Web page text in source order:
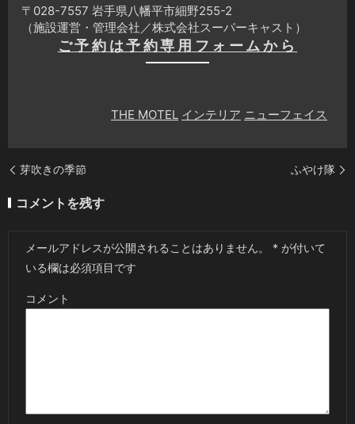
〒028-7557 岩手県八幡平市細野255-2
（施設運営・管理会社／株式会社スーパーキャスト）
ご予約は予約専用フォームから
THE MOTEL インテリア ニューフェイス
芽吹きの季節 ふやけ隊
コメントを残す
メールアドレスが公開されることはありません。 * が付いて
いる欄は必須項目です
コメント